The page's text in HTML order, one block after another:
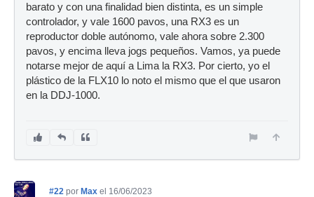
barato y con una finalidad bien distinta, es un simple
controlador, y vale 1600 pavos, una RX3 es un
reproductor doble autónomo, vale ahora sobre 2.300
pavos, y encima lleva jogs pequeños. Vamos, ya puede
notarse mejor de aquí a Lima la RX3. Por cierto, yo el
plástico de la FLX10 lo noto el mismo que el que usaron
en la DDJ-1000.
#22 por Max el 16/06/2023